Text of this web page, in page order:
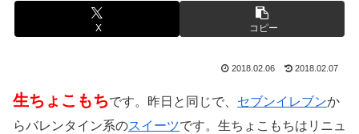
X コピー
2018.02.06 2018.02.07
生ちょこもちです。昨日と同じで、 セブンイレブンか
らバレンタイン系のスイーツです。生ちょこもちはリニュ